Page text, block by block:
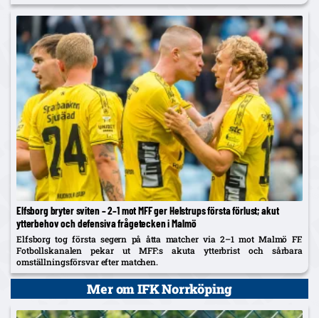
Elfsborg bryter sviten – 2–1 mot MFF ger Helstrups första förlust; akut
ytterbehov och defensiva frågetecken i Malmö
Elfsborg tog första segern på åtta matcher via 2–1 mot Malmö FF.
Fotbollskanalen pekar ut MFF:s akuta ytterbrist och sårbara
omställningsförsvar efter matchen.
Mer om IFK Norrköping